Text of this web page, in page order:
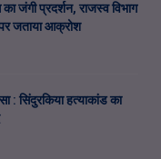
जंगी प्रदर्शन, राजस्व विभाग
जताया आक्रोश
सिंदुरकिया हत्याकांड का